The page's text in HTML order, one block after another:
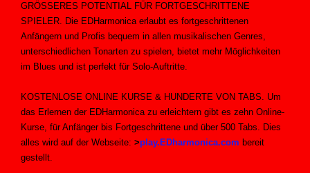
GRÖSSERES POTENTIAL FÜR FORTGESCHRITTENE
SPIELER. Die EDHarmonica erlaubt es fortgeschrittenen
Anfängern und Profis bequem in allen musikalischen Genres,
unterschiedlichen Tonarten zu spielen, bietet mehr Möglichkeiten
im Blues und ist perfekt für Solo-Auftritte.
KOSTENLOSE ONLINE KURSE & HUNDERTE VON TABS. Um
das Erlernen der EDHarmonica zu erleichtern gibt es zehn Online-
Kurse, für Anfänger bis Fortgeschrittene und über 500 Tabs. Dies
alles wird auf der Webseite: >play.EDharmonica.com bereit
gestellt.